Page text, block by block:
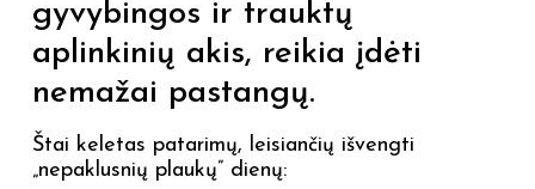
gyvybingos ir trauktų
aplinkinių akis, reikia įdėti
nemažai pastangų.
Štai keletas patarimų, leisiančių išvengti
„nepaklusnių plaukų” dienų: